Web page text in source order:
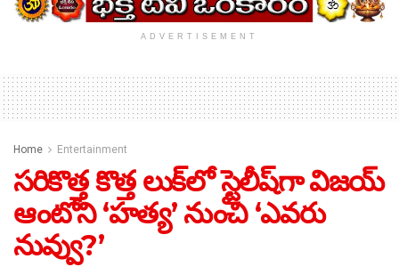
ADVERTISEMENT
Home Entertainment
సరికొత్త కొత్త లుక్‌లో స్టైలీష్‌గా విజయ్
ఆంటోని ‘హత్య’ నుంచి ‘ఎవరు
నువ్వు?’